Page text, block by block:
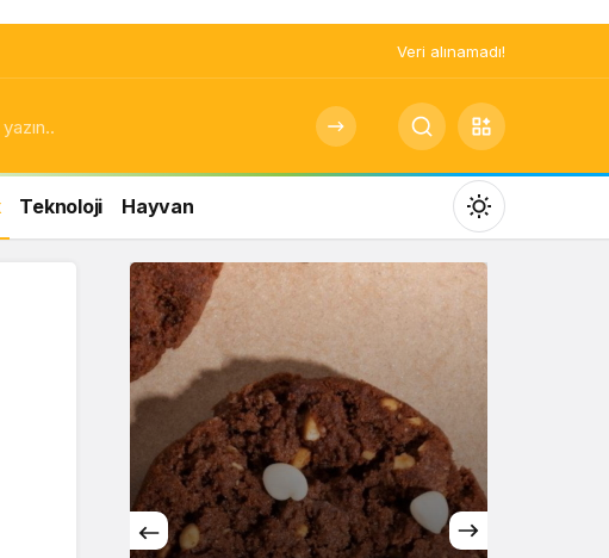
Veri alınamadı!
Teknoloji Hayvan
Mod
değiştir
Gündüz Modu
Gündüz modunu seçin.
Gece Modu
Gece modunu seçin.